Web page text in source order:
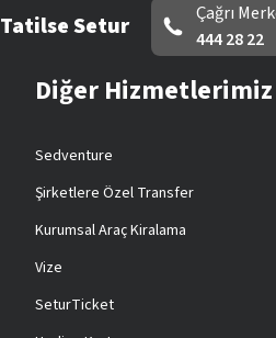
Tatilse Setur
Çağrı
444 28 22
Diğer Hizmetlerimiz
Sedventure
Şirketlere Özel Transfer
Kurumsal Araç Kiralama
Vize
SeturTicket